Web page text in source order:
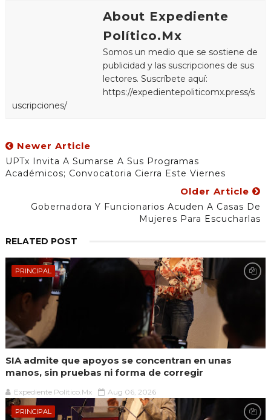
About Expediente
Político.Mx
Somos un medio que se sostiene de
publicidad y las suscripciones de sus
lectores. Suscríbete aquí:
https://expedientepoliticomx.press/s
uscripciones/
Newer Article
UPTx Invita A Sumarse A Sus Programas
Académicos; Convocatoria Cierra Este Viernes
Older Article
Gobernadora Y Funcionarios Acuden A Casas De
Mujeres Para Escucharlas
RELATED POST
PRINCIPAL
SIA admite que apoyos se concentran en unas
manos, sin pruebas ni forma de corregir
Expediente Político.Mx Aug 06, 2026
PRINCIPAL